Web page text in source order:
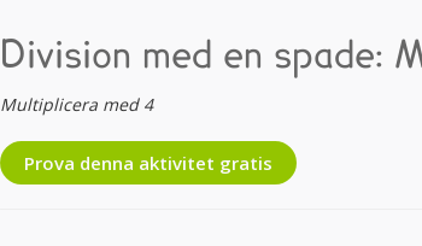
Division med en spade:
Multiplicera med 4
Prova denna aktivitet gratis